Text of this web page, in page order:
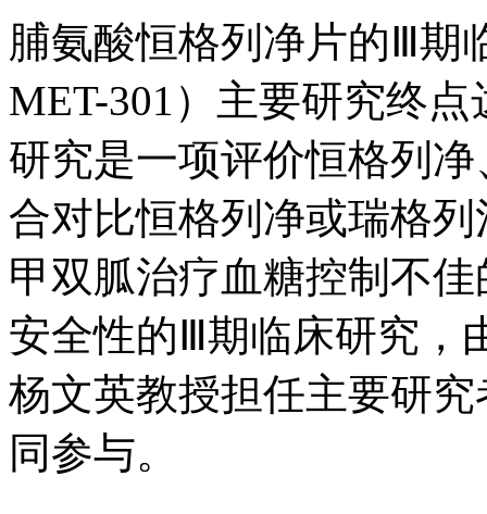
脯氨酸恒格列净片的Ⅲ期
MET-301）主要研究终
研究是一项评价恒格列
合对比恒格列净或瑞格
甲双胍治疗血糖控制不
安全性的Ⅲ期临床研究，
杨文英教授担任主要研
同参与。